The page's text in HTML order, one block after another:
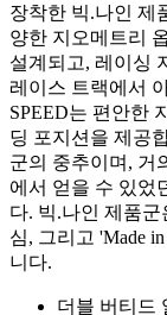
장착한 빅.나인 제
양한 지오메트리
설계되고, 레이싱
레이스 트랙에서
SPEED는 편안한
딩 포지션을 제공
군의 중추이며, 거
에서 얻을 수 있었
다. 빅.나인 제품
심, 그리고 'Made
니다.
더블 버티드